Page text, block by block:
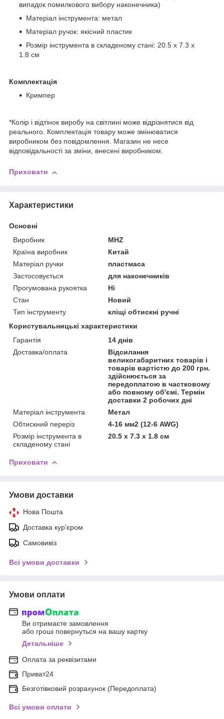
випадок помилкового вибору наконечника)
Матеріал інструмента: метал
Матеріал ручок: якісний пластик
Розмір інструмента в складеному стані: 20.5 х 7.3 х
1.8 см
Комплектація
Кримпер
*Колір і відтінок виробу на світлині може відрізнятися від
реального. Комплектація товару може змінюватися
виробником без повідомлення. Магазин не несе
відповідальності за зміни, внесені виробником.
Приховати
Характеристики
Основні
Виробник
MHZ
Країна виробник
Китай
Матеріал ручки
пластмаса
Застосовується
для наконечників
Прогумована рукоятка
Ні
Стан
Новий
Тип інструменту
кліщі обтискні ручні
Користувальницькі характеристики
Гарантія
14 днів
Доставка/оплата
Відсилання
великогабаритних товарів і
товарів вартістю до 200 грн.
здійснюється за
передоплатою в частковому
або повному об'ємі. Термін
доставки 2 робочих дні
Матеріал інструмента
Метал
Обтискний переріз
4-16 мм2 (12-6 AWG)
Розмір інструмента в
складеному стані
20.5 х 7.3 х 1.8 см
Приховати
Умови доставки
Нова Пошта
Доставка кур'єром
Самовивіз
Всі умови доставки
Умови оплати
Ви отримаєте замовлення
або гроші повернуться на вашу картку
Детальніше
Оплата за реквізитами
Приват24
Безготівковий розрахунок (Передоплата)
Всі умови оплати